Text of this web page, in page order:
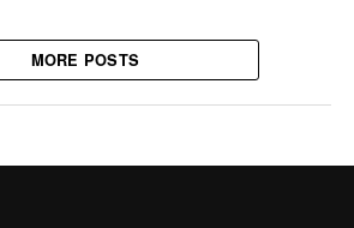
MORE POSTS